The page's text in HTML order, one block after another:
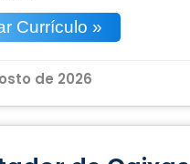
Currículo »
de 2026